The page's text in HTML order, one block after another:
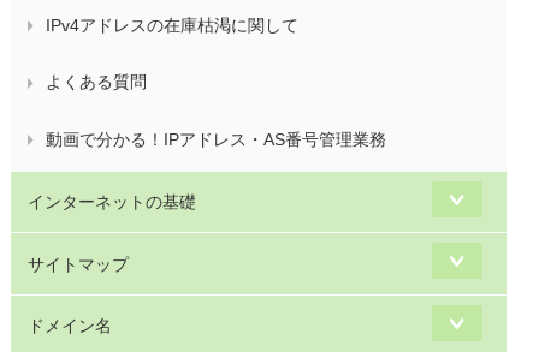
IPv4アドレスの在庫枯渇に関して
よくある質問
動画で分かる！IPアドレス・AS番号管理業務
インターネットの基礎
サイトマップ
ドメイン名